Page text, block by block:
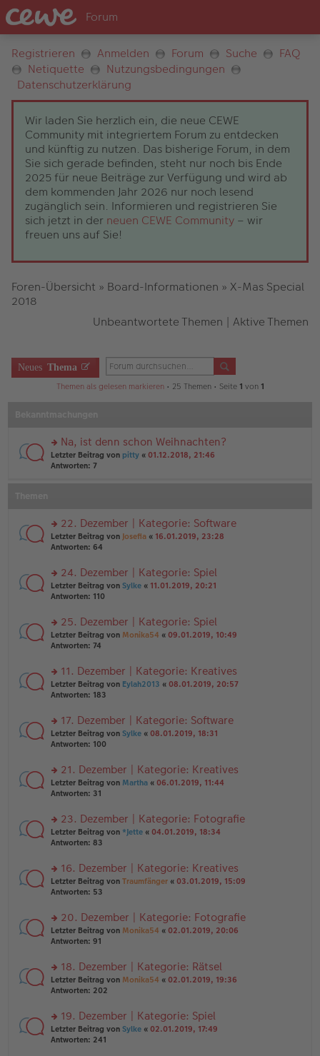
Registrieren Anmelden Forum Suche
FAQ
Netiquette
Nutzungsbedingungen
Datenschutzerklärung
Wir laden Sie herzlich ein, die neue CEWE
Community mit integriertem Forum zu entdecken
und künftig zu nutzen. Das bisherige Forum, in dem
Sie sich gerade befinden, steht nur noch bis Ende
2025 für neue Beiträge zur Verfügung und wird ab
dem kommenden Jahr 2026 nur noch lesend
zugänglich sein. Informieren und registrieren Sie
sich jetzt in der neuen CEWE Community – wir
freuen uns auf Sie!
Foren-Übersicht » Board-Informationen » X-Mas Special
2018
Unbeantwortete Themen | Aktive Themen
Neues Thema
Themen als gelesen markieren• 25 Themen • Seite 1 von 1
rs
te
es
e
n
B
ei
tr
Na, ist denn schon Weihnachten?
Letzter Beitrag von pitty « 01.12.2018, 21:46
Antworten: 7
rs
te
n
g
el
e
n
er
tr
a
g
22. Dezember | Kategorie: Software
Letzter Beitrag von Josefia « 16.01.2019, 23:28
Antworten: 64
rs
te
n
g
el
e
n
er
tr
a
g
24. Dezember | Kategorie: Spiel
Letzter Beitrag von Sylke « 11.01.2019, 20:21
Antworten: 110
rs
te
n
g
el
e
n
er
tr
a
g
25. Dezember | Kategorie: Spiel
Letzter Beitrag von Monika54 « 09.01.2019, 10:49
Antworten: 74
rs
te
n
g
el
e
n
er
tr
a
g
11. Dezember | Kategorie: Kreatives
Letzter Beitrag von Eylah2013 « 08.01.2019, 20:57
Antworten: 183
rs
te
n
g
el
e
n
er
tr
a
g
17. Dezember | Kategorie: Software
Letzter Beitrag von Sylke « 08.01.2019, 18:31
Antworten: 100
rs
te
n
g
el
e
n
er
tr
a
g
21. Dezember | Kategorie: Kreatives
Letzter Beitrag von Martha « 06.01.2019, 11:44
Antworten: 31
rs
te
n
g
el
e
n
er
tr
a
g
23. Dezember | Kategorie: Fotografie
Letzter Beitrag von *Jette « 04.01.2019, 18:34
Antworten: 83
rs
te
n
g
el
e
n
er
tr
a
g
16. Dezember | Kategorie: Kreatives
Letzter Beitrag von Traumfänger « 03.01.2019, 15:09
Antworten: 53
rs
te
n
g
el
e
n
er
20. Dezember | Kategorie: Fotografie
Letzter Beitrag von Monika54 « 02.01.2019, 20:06
Antworten: 91
rs
te
n
g
el
18. Dezember | Kategorie: Rätsel
Letzter Beitrag von Monika54 « 02.01.2019, 19:36
Antworten: 202
rs
te
19. Dezember | Kategorie: Spiel
Letzter Beitrag von Sylke « 02.01.2019, 17:49
Antworten: 241